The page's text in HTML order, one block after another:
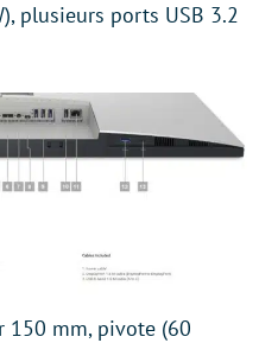
plusieurs ports USB 3.2
150 mm, pivote (60